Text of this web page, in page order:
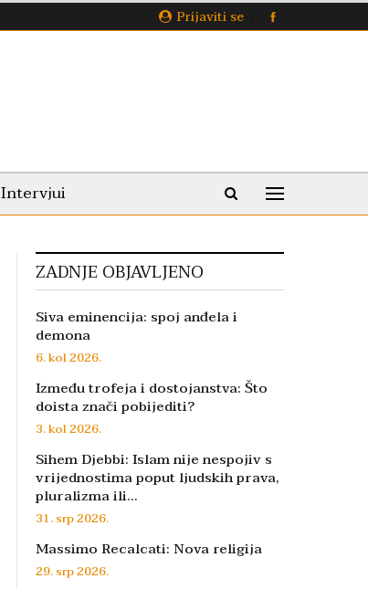
Prijaviti se
Intervjui
ZADNJE OBJAVLJENO
Siva eminencija: spoj anđela i
demona
6. kol 2026.
Između trofeja i dostojanstva: Što
doista znači pobijediti?
3. kol 2026.
Sihem Djebbi: Islam nije nespojiv s
vrijednostima poput ljudskih prava,
pluralizma ili…
31. srp 2026.
Massimo Recalcati: Nova religija
29. srp 2026.